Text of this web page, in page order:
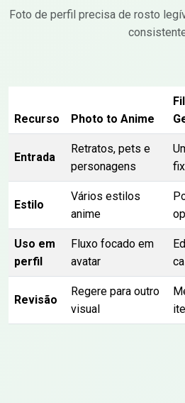
Foto de perfil precisa de rosto
Recurso Photo to Anime
Entrada
Retratos, pets e
personagens
Estilo
Vários estilos
anime
Uso em
perfil
Fluxo focado em
avatar
Revisão
Regere para outro
visual